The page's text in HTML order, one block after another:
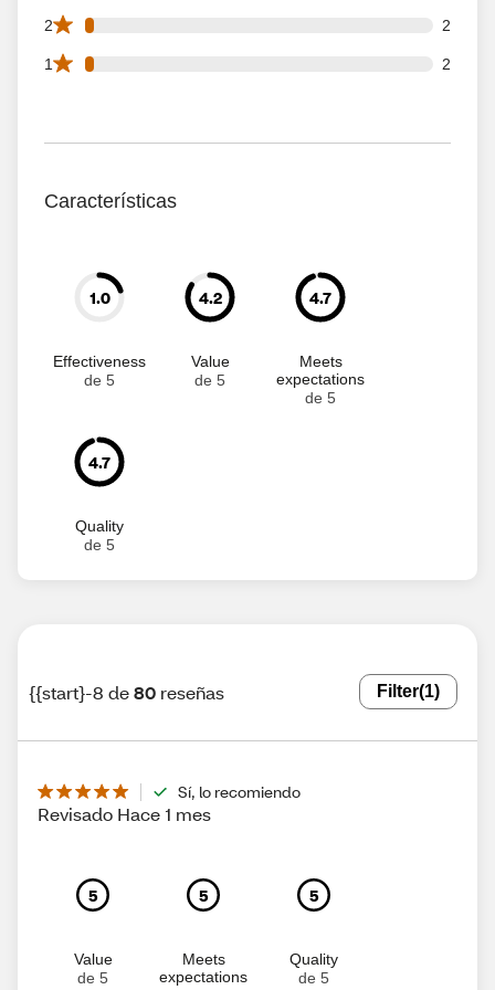
2 2
2 2 star reviews out of 80 reviews
1 2
2 1 star reviews out of 80 reviews
Características
1.0
Effectiveness
de 5
4.2
Value
de 5
4.7
Meets
expectations
de 5
4.7
Quality
de 5
{{start}-8 de80 reseñas Filter(1)
Sí, lo recomiendo
Revisado Hace 1 mes
5
Value
de 5
5
Meets
expectations
5
Quality
de 5